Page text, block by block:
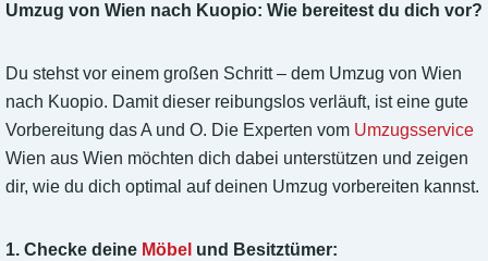
Umzug von Wien nach Kuopio: Wie bereitest du dich vor?
Du stehst vor einem großen Schritt – dem Umzug von Wien
nach Kuopio. Damit dieser reibungslos verläuft, ist eine gute
Vorbereitung das A und O. Die Experten vom Umzugsservice
Wien aus Wien möchten dich dabei unterstützen und zeigen
dir, wie du dich optimal auf deinen Umzug vorbereiten kannst.
1. Checke deine Möbel und Besitztümer: